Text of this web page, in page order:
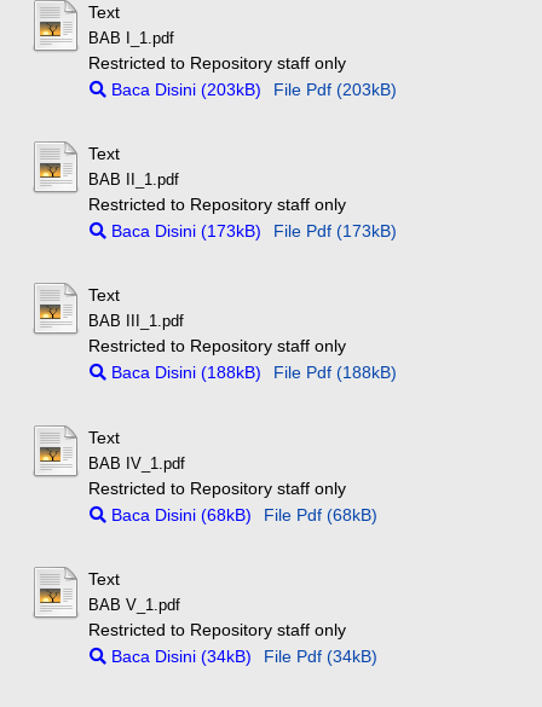
Text
BAB I_1.pdf
Restricted to Repository staff only
Baca Disini (203kB)
File Pdf (203kB)
Text
BAB II_1.pdf
Restricted to Repository staff only
Baca Disini (173kB)
File Pdf (173kB)
Text
BAB III_1.pdf
Restricted to Repository staff only
Baca Disini (188kB)
File Pdf (188kB)
Text
BAB IV_1.pdf
Restricted to Repository staff only
Baca Disini (68kB)
File Pdf (68kB)
Text
BAB V_1.pdf
Restricted to Repository staff only
Baca Disini (34kB)
File Pdf (34kB)